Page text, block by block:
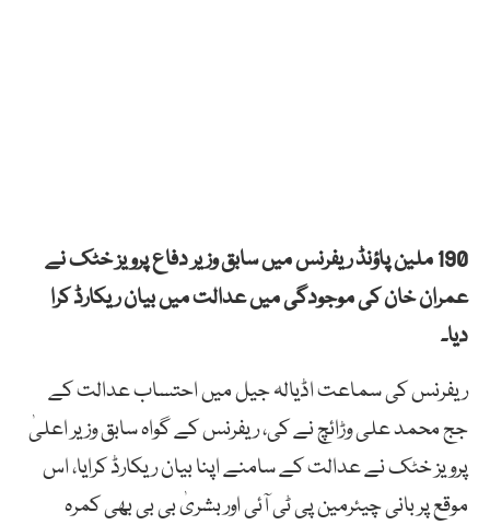
190 ملین پاؤنڈ ریفرنس میں سابق وزیر دفاع پرویز خٹک نے
عمران خان کی موجودگی میں عدالت میں بیان ریکارڈ کرا
دیا۔
ریفرنس کی سماعت اڈیالہ جیل میں احتساب عدالت کے
جج محمد علی وڑائچ نے کی، ریفرنس کے گواہ سابق وزیر اعلیٰ
پرویز خٹک نے عدالت کے سامنے اپنا بیان ریکارڈ کرایا، اس
موقع پر بانی چیئرمین پی ٹی آئی اور بشریٰ بی بی بھی کمرہ